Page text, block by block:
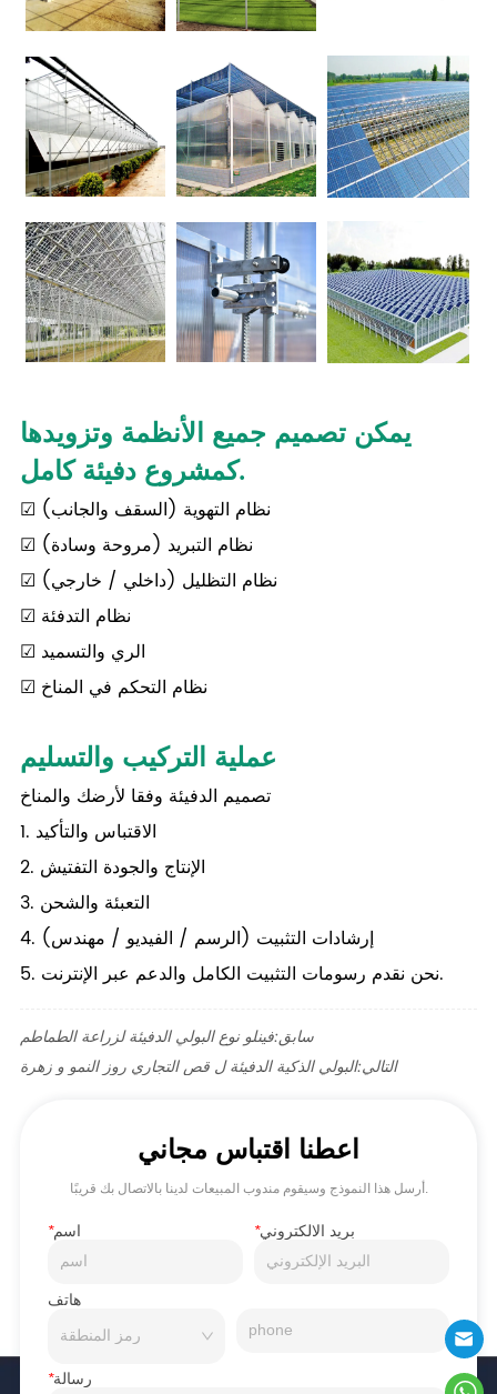
يمكن تصميم جميع الأنظمة وتزويدها
كمشروع دفيئة كامل.
☑ نظام التهوية (السقف والجانب)
☑ نظام التبريد (مروحة وسادة)
☑ نظام التظليل (داخلي / خارجي)
☑ نظام التدفئة
☑ الري والتسميد
☑ نظام التحكم في المناخ
عملية التركيب والتسليم
تصميم الدفيئة وفقا لأرضك والمناخ
1. الاقتباس والتأكيد
2. الإنتاج والجودة التفتيش
3. التعبئة والشحن
4. إرشادات التثبيت (الرسم / الفيديو / مهندس)
5. نحن نقدم رسومات التثبيت الكامل والدعم عبر الإنترنت.
سابق:فينلو نوع البولي الدفيئة لزراعة الطماطم
التالي:البولي الذكية الدفيئة ل قص التجاري روز النمو و زهرة
اعطنا اقتباس مجاني
أرسل هذا النموذج وسيقوم مندوب المبيعات لدينا بالاتصال بك قريبًا.
*اسم *بريد الالكتروني
هاتف
*رسالة